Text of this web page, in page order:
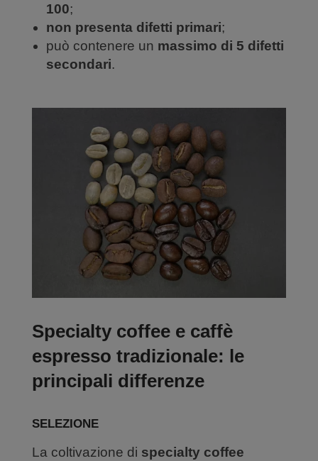
100;
non presenta difetti primari;
può contenere un massimo di 5 difetti
secondari.
Specialty coffee e caffè
espresso tradizionale: le
principali differenze
SELEZIONE
La coltivazione di specialty coffee